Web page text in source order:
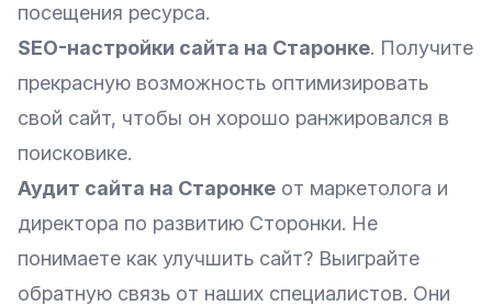
посещения ресурса.
SEO-настройки сайта на Старонке. Получите
прекрасную возможность оптимизировать
свой сайт, чтобы он хорошо ранжировался в
поисковике.
Аудит сайта на Старонке от маркетолога и
директора по развитию Сторонки. Не
понимаете как улучшить сайт? Выиграйте
обратную связь от наших специалистов. Они